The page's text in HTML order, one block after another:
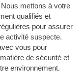
mettons à votre
qualifiés et
pour assurer
activité suspecte.
vous pour
de sécurité et
environnement.